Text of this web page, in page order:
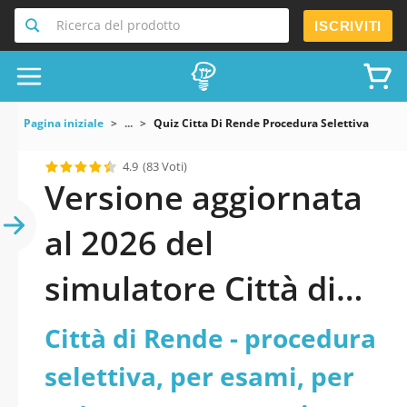
Ricerca del prodotto ISCRIVITI
Pagina iniziale ... Quiz Citta Di Rende Procedura Selettiva Per
4.9 (83 Voti)
Versione aggiornata
al 2026 del
simulatore Città di
Rende - procedura
selettiva, per esami,
Città di Rende - procedura
selettiva, per esami, per